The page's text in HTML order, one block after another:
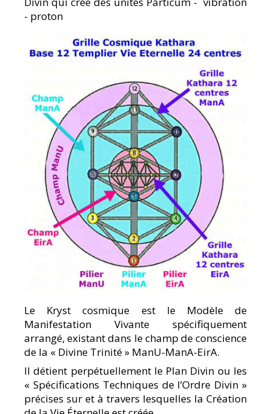
- proton
Le Kryst cosmique est le Modèle de
Manifestation Vivante spécifiquement
arrangé, existant dans le champ de conscience
de la « Divine Trinité » ManU-ManA-EirA.
Il détient perpétuellement le Plan Divin ou les
« Spécifications Techniques de l’Ordre Divin »
précises sur et à travers lesquelles la Création